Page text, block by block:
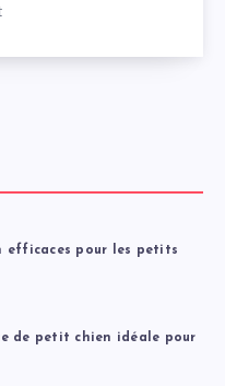
efficaces pour les petits
de petit chien idéale pour